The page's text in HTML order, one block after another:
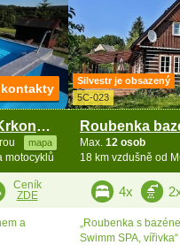
Chata s bazénem - Výhled na Krkonoše - Benecko
mapa
motocyklů
Ceník
ZDE
a
Silvestr je obsazený
5C-023
Max. 12 osob
18 km vzdušně od
4x
„Roubenka s
Swimm SPA, vířivka“